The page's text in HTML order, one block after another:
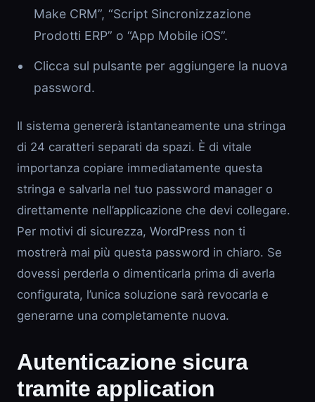
Make CRM”, “Script Sincronizzazione
Prodotti ERP” o “App Mobile iOS”.
Clicca sul pulsante per aggiungere la nuova
password.
Il sistema genererà istantaneamente una stringa
di 24 caratteri separati da spazi. È di vitale
importanza copiare immediatamente questa
stringa e salvarla nel tuo password manager o
direttamente nell’applicazione che devi collegare.
Per motivi di sicurezza, WordPress non ti
mostrerà mai più questa password in chiaro. Se
dovessi perderla o dimenticarla prima di averla
configurata, l’unica soluzione sarà revocarla e
generarne una completamente nuova.
Autenticazione sicura
tramite application